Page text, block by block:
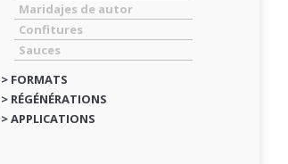
Maridajes de autor
Confitures
Sauces
> FORMATS
> RÉGÉNÉRATIONS
> APPLICATIONS